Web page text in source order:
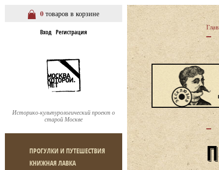
0 товаров в корзине
Вход Регистрация
Историко-культурологический проект о
старой Москве
ПРОГУЛКИ И ПУТЕШЕСТВИЯ
КНИЖНАЯ ЛАВКА